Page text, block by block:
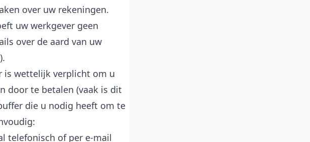
over uw rekeningen.
uw werkgever geen
over de aard van uw
is wettelijk verplicht om u
door te betalen (vaak is dit
die u nodig heeft om te
telefonisch of per e-mail